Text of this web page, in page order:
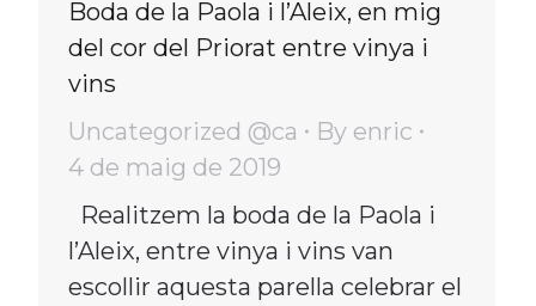
Boda de la Paola i l’Aleix, en mig
del cor del Priorat entre vinya i
vins
Uncategorized @ca
By enric
4 de maig de 2019
Realitzem la boda de la Paola i
l’Aleix, entre vinya i vins van
escollir aquesta parella celebrar el